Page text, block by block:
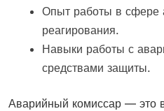
Опыт работы в сфере
реагирования.
Навыки работы с
средствами защиты.
Аварийный комиссар — это